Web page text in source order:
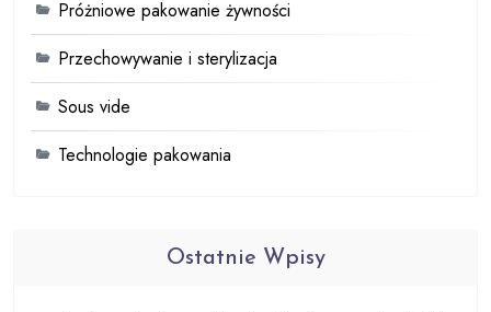
Próżniowe pakowanie żywności
Przechowywanie i sterylizacja
Sous vide
Technologie pakowania
Ostatnie Wpisy